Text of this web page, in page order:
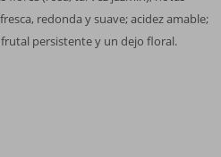
redonda y suave; acidez amable;
persistente y un dejo floral.